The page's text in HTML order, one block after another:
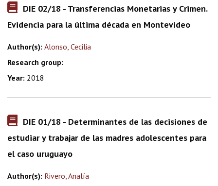
DIE 02/18 - Transferencias Monetarias y Crimen.
Evidencia para la última década en Montevideo
Author(s): Alonso, Cecilia
Research group:
Year: 2018
DIE 01/18 - Determinantes de las decisiones de
estudiar y trabajar de las madres adolescentes para
el caso uruguayo
Author(s): Rivero, Analía